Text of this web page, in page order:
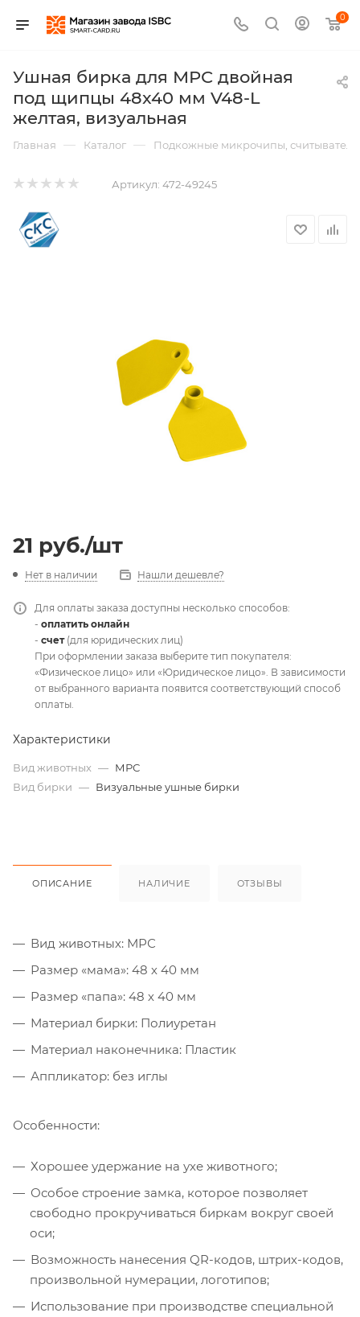
0
Ушная бирка для МРС двойная
под щипцы 48x40 мм V48-L
желтая, визуальная
Главная — Каталог — Подкожные микрочипы,
Артикул: 472-49245
21 руб./шт
Нет в наличии Нашли дешевле?
Для оплаты заказа доступны несколько способов:
- оплатить онлайн
- счет(для юридических лиц)
При оформлении заказа выберите тип покупателя:
«Физическое лицо» или «Юридическое лицо». В зависимости
от выбранного варианта появится соответствующий способ
оплаты.
Характеристики
Вид животных — МРС
Вид бирки — Визуальные ушные бирки
ОПИСАНИЕ НАЛИЧИЕ ОТЗЫВЫ
Вид животных: МРС
Размер «мама»: 48 х 40 мм
Размер «папа»: 48 х 40 мм
Материал бирки: Полиуретан
Материал наконечника: Пластик
Аппликатор: без иглы
Особенности:
Хорошее удержание на ухе животного;
Особое строение замка, которое позволяет
свободно прокручиваться биркам вокруг своей
оси;
Возможность нанесения QR-кодов, штрих-кодов,
произвольной нумерации, логотипов;
Использование при производстве специальной